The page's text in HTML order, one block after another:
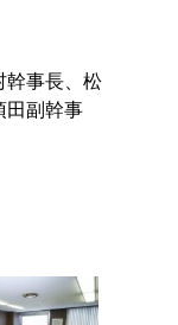
幹事長、松
田副幹事